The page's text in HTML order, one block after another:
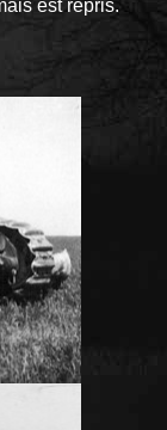
est repris.